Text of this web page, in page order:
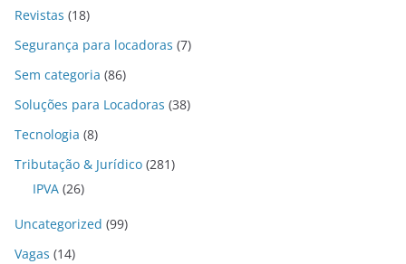
Revistas (18)
Segurança para locadoras (7)
Sem categoria (86)
Soluções para Locadoras (38)
Tecnologia (8)
Tributação & Jurídico (281)
IPVA (26)
Uncategorized (99)
Vagas (14)